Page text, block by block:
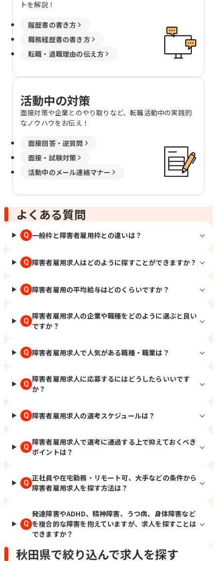
トを解説！
履歴書の書き方
職務経歴書の書き方
転職・退職理由の伝え方
活動中の対策
面接対策や企業とのやり取りなど、転職活動中の実践的
なノウハウをお伝え！
面接回答・逆質問
面接・試験対策
活動中のメール連絡マナー
よくある質問
Q 一般枠と障害者雇用枠との違いは？
Q 障害者雇用求人はどのように探すことができますか？
Q 障害者雇用の平均給与はどのくらいですか？
Q
障害者雇用求人の企業や職種をどのように選ぶと良い
ですか？
Q 障害者雇用求人で人気がある職種・職業は？
Q
障害者雇用求人に応募するにはどうしたらいいです
か？
Q 障害者雇用求人の選考スケジュールは？
Q
障害者雇用求人で選考に通過する上で抑えておくべき
ポイントは？
Q
正社員や在宅勤務・リモート可、大手などの条件から
障害者雇用求人を探す方法は？
Q
発達障害やADHD、精神障害、うつ病、身体障害など
を複合的な障害を抱えていますが、求人を探すことは
できますか？
秋田県で絞り込んで求人を探す